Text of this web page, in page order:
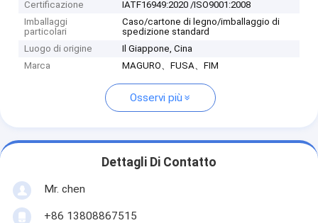
Certificazione
IATF16949:2020 /ISO9001:2008
Imballaggi
particolari
Caso/cartone di legno/imballaggio di
spedizione standard
Luogo di origine
Il Giappone, Cina
Marca
MAGURO、FUSA、FIM
Osservi più
Dettagli Di Contatto
Mr. chen
+86 13808867515